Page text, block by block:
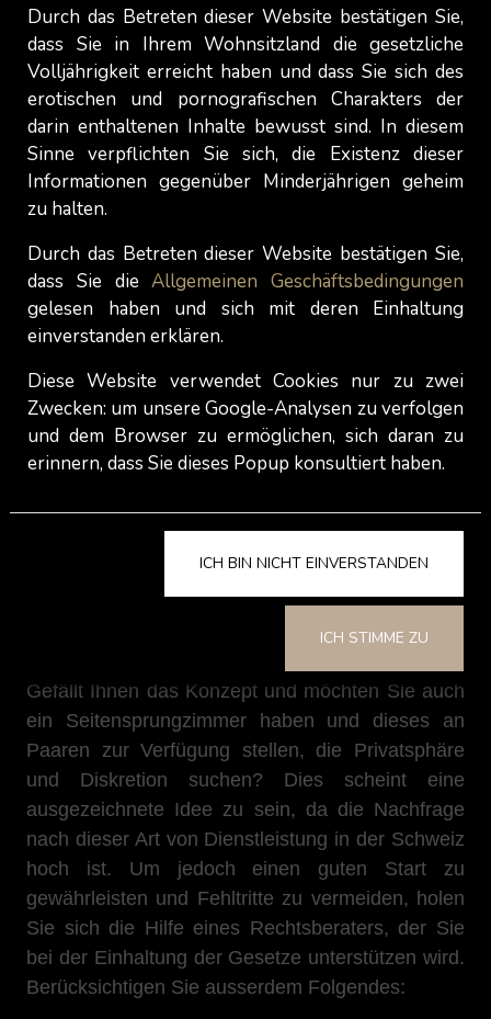
sie in direkter Konkurrenz zu Hotels und
Kurzzeitwohnungsvermietungen stehen). Es ist
daher äusserst schwierig nachzuweisen, was
wirklich zwischen diesen vier Wänden vor sich
geht und welche Art von Beziehung zwischen den
beiden (manchmal sogar mehreren) Partnern
besteht, die sie gebucht haben. Den meisten
eigentlich egal. Diese Klausel, die jegliche
kommerzielle Tätigkeit in diesen Räumen
verbietet, dient vor allem dazu, sie im Falle eines
dass sie sich an das Schweizer Recht halten.
Solange also die Grundregeln offiziell eingehalten
werden, wird niemand an die Tür Ihres
Liebeszimmers klopfen, um zu überprüfen, was
Haben Sie vor, ein Liebeszimmer
Gefällt Ihnen das Konzept und möchten Sie auch
ein Seitensprungzimmer haben und dieses an
Paaren zur Verfügung stellen, die Privatsphäre
und Diskretion suchen? Dies scheint eine
ausgezeichnete Idee zu sein, da die Nachfrage
nach dieser Art von Dienstleistung in der Schweiz
hoch ist. Um jedoch einen guten Start zu
gewährleisten und Fehltritte zu vermeiden, holen
Sie sich die Hilfe eines Rechtsberaters, der Sie
bei der Einhaltung der Gesetze unterstützen wird.
Berücksichtigen Sie ausserdem Folgendes:
Durch das Betreten dieser Website bestätigen Sie,
dass Sie in Ihrem Wohnsitzland die gesetzliche
Volljährigkeit erreicht haben und dass Sie sich des
erotischen und pornografischen Charakters der
darin enthaltenen Inhalte bewusst sind. In diesem
Sinne verpflichten Sie sich, die Existenz dieser
Informationen gegenüber Minderjährigen geheim
zu halten.
Durch das Betreten dieser Website bestätigen Sie,
dass Sie dieAllgemeinen Geschäftsbedingungen
gelesen haben und sich mit deren Einhaltung
einverstanden erklären.
Diese Website verwendet Cookies nur zu zwei
Zwecken: um unsere Google-Analysen zu verfolgen
und dem Browser zu ermöglichen, sich daran zu
erinnern, dass Sie dieses Popup konsultiert haben.
ICH BIN NICHT EINVERSTANDEN
ICH STIMME ZU